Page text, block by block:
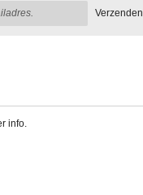
Verzenden
info.